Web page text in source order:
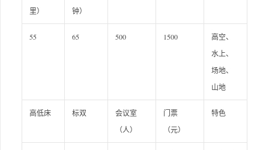
里）
钟）
55 65 500 1500
高空、
水上、
场地、
山地
高低床 标双
会议室
（人）
门票
（元）
特色